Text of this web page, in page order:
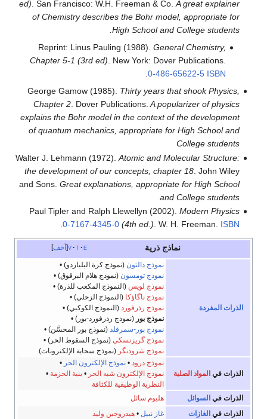
ed). San Francisco: W.H. Freeman & Co. A great explainer
of Chemistry describes the Bohr model, appropriate for
High School and College students.
Reprint: Linus Pauling (1988).General Chemistry,
Chapter 5-1 (3rd ed). New York: Dover Publications.
ISBN
0-486-65622-5
.
George Gamow (1985). Thirty years that shook Physics,
Chapter 2. Dover Publications.A popularizer of physics
explains the Bohr model in the context of the development
of quantum mechanics, appropriate for High School and
College students
Walter J. Lehmann (1972). Atomic and Molecular Structure:
the development of our concepts, chapter 18. John Wiley
and Sons. Great explanations, appropriate for High School
and College students
Paul Tipler and Ralph Llewellyn (2002). Modern Physics
(4th ed.) . W. H. Freeman. ISBN
0-7167-4345-0
أخف v t e نماذج ذرية
الذرات المفردة
نموذج دالتون (نموذج كرة البلياردو) •
نموذج تومسون (نموذج هلام البرقوق) •
نموذج لويس (النموذج المكعب للذرة) •
نموذج ناگاؤكا (النموذج الزحلي) •
نموذج رذرفورد (النموذج الكوكبي) •
نموذج بور (نموذج رذرفورد-بور) •
نموذج بور-سمرفلد (نموذج بور المحسَّن) •
نموذج گريزنسكي (نموذج السقوط الحر) •
نموذج شرودنگر (نموذج سحابة الإلكترونات)
الذرات في المواد الصلبة
نموذج درود •نموذج الإلكترون الحر •
نموذج الإلكترون شبه الحر •بنية الحزمة •
النظرية الوظيفية للكثافة
الذرات في السوائل
هليوم سائل
الذرات في الغازات غاز نبيل •هيدروجين وليد